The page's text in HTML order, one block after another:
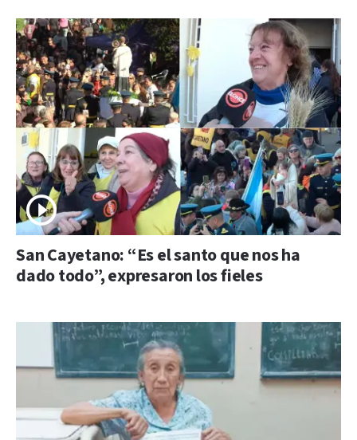
San Cayetano: “Es el santo que nos ha
dado todo”, expresaron los fieles